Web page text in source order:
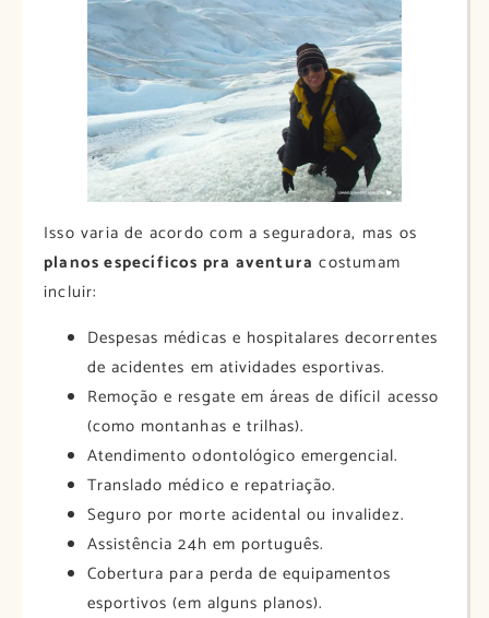
Isso varia de acordo com a seguradora, mas os
planos específicos pra aventura costumam
incluir:
Despesas médicas e hospitalares decorrentes
de acidentes em atividades esportivas.
Remoção e resgate em áreas de difícil acesso
(como montanhas e trilhas).
Atendimento odontológico emergencial.
Translado médico e repatriação.
Seguro por morte acidental ou invalidez.
Assistência 24h em português.
Cobertura para perda de equipamentos
esportivos (em alguns planos).